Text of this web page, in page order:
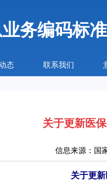
务编码标
态 联系我们
关于更新医
信息来源：国
关于更